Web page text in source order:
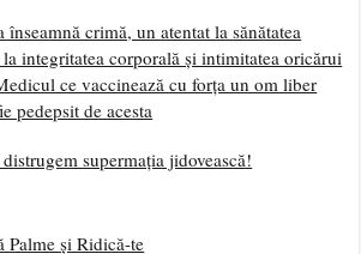
înseamnă crimă, un atentat la sănătatea
la integritatea corporală și intimitatea oricărui
ce vaccinează cu forța un om liber
pedepsit de acesta
supermația jidovească!
Palme și Ridică-te